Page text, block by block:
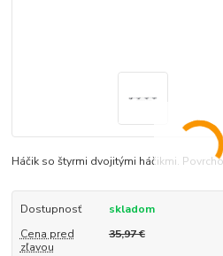
Háčik so štyrmi dvojitými háčikmi.
Dostupnosť
skladom
Cena pred
zľavou
35,97 €